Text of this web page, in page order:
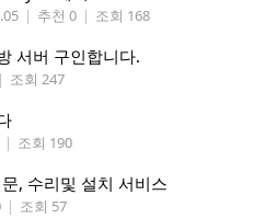
| 추천 0 | 조회 168
서버 구인합니다.
| 조회 247
| 조회 190
, 수리및 설치 서비스
| 조회 57